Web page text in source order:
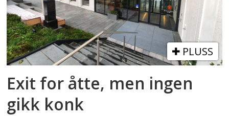
PLUSS
Exit for åtte, men ingen
gikk konk